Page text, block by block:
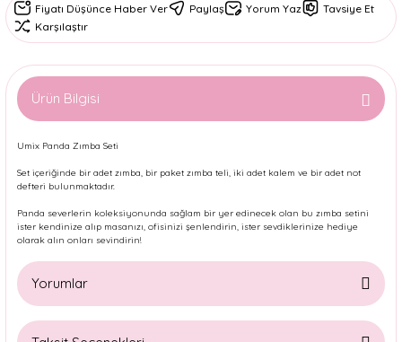
Fiyatı Düşünce Haber Ver Paylaş Yorum Yaz
Tavsiye Et
Karşılaştır
Ürün Bilgisi
Umix Panda Zımba Seti
Set içeriğinde bir adet zımba, bir paket zımba teli, iki adet kalem ve bir adet not
defteri bulunmaktadır.
Panda severlerin koleksiyonunda sağlam bir yer edinecek olan bu zımba setini
ister kendinize alıp masanızı, ofisinizi şenlendirin, ister sevdiklerinize hediye
olarak alın onları sevindirin!
Yorumlar